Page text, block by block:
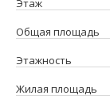
Этаж
Общая площадь
Этажность
Жилая площадь